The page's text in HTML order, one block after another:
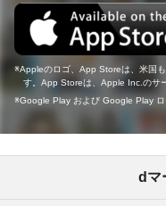
Appleのロゴ、App Storeは、米国
す。App Storeは、Apple Inc.のサ
Google Play および Google Play ロ
dマ